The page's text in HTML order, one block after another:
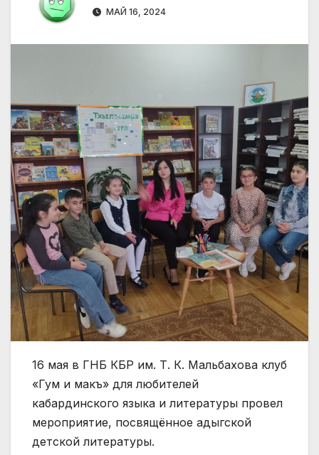
МАЙ 16, 2024
16 мая в ГНБ КБР им. Т. К. Мальбахова клуб
«Гум и макъ» для любителей
кабардинского языка и литературы провел
мероприятие, посвящённое адыгской
детской литературы.